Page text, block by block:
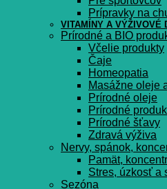
Prípravky na
VITAMÍNY A VÝŽIVOVÉ
Prírodné a BIO
Včelie produkty
Čaje
Homeopatia
Masážne oleje
Prírodné oleje
Prírodné
Prírodné šťavy
Zdravá výživa
Nervy, spánok,
Pamät,
Stres, úzkosť a
Sezóna